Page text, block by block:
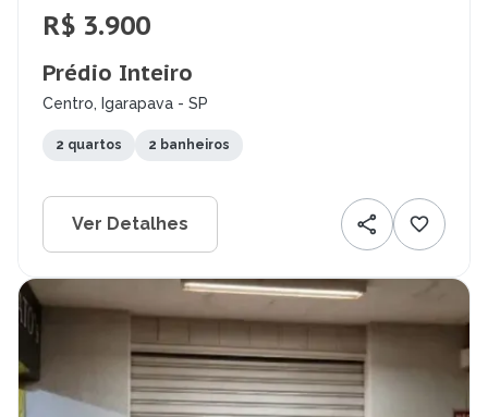
R$ 3.900
Prédio Inteiro
Centro, Igarapava - SP
2 quartos 2 banheiros
Ver Detalhes